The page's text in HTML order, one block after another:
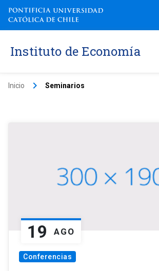
Instituto de Economía
Inicio keyboard_arrow_right Seminarios
19 AGO
Conferencias